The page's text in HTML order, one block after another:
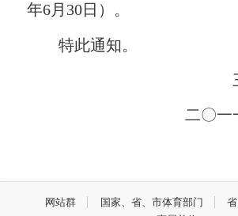
年6月30日）。
特此通知。
二〇一
网站群 国家、省、市体育部门